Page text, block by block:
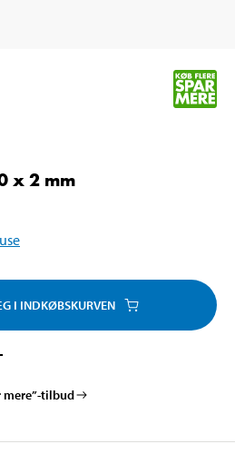
x 2 mm
I INDKØBSKURVEN
mere”-tilbud